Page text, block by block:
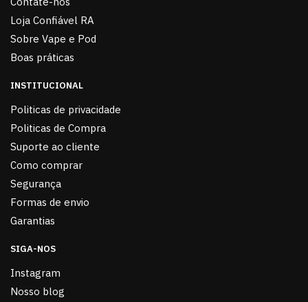
Loja Confiável RA
Sobre Vape e Pod
Boas práticas
INSTITUCIONAL
Politicas de privacidade
Politicas de Compra
Suporte ao cliente
Como comprar
Segurança
Formas de envio
Garantias
SIGA-NOS
Instagram
Nosso blog